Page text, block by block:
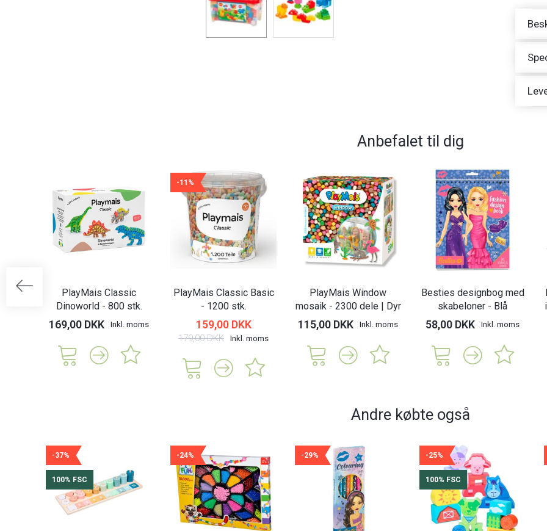
Anbefalet til dig
PlayMais Classic
Dinoworld - 800 stk.
169,00 DKK Inkl. moms
-11%
PlayMais Classic Basic
- 1200 stk.
159,00 DKK
179,00 DKK Inkl. moms
PlayMais Window
mosaik - 2300 dele | Dyr
115,00 DKK Inkl. moms
Besties designbog med
skabeloner - Blå
58,00 DKK Inkl. moms
Andre købte også
-37%
100% FSC
-24% -29% -25%
100% FSC